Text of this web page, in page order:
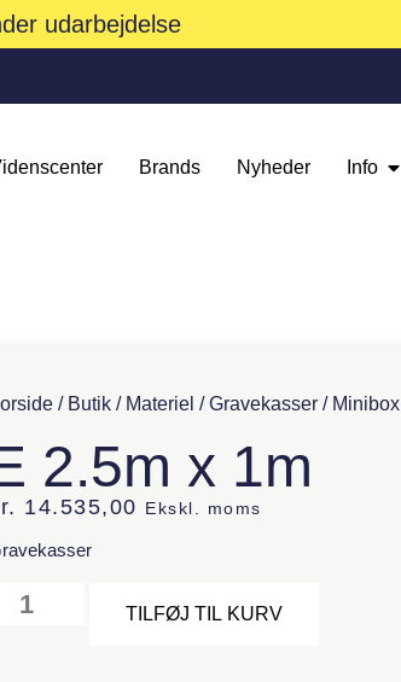
udarbejdelse
Brands Nyheder Info
/ Butik / Materiel /Gravekasser / Minibox
2.5m x 1m
14.535,00 Ekskl. moms
TILFØJ TIL KURV